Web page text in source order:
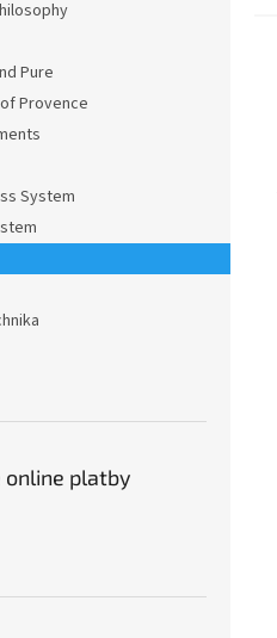
Pure
Provence
System
online platby